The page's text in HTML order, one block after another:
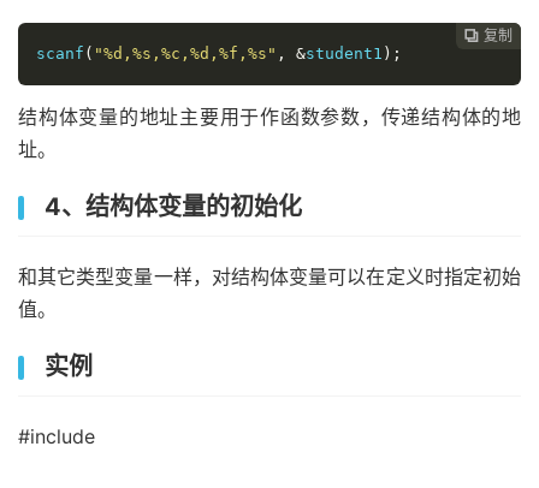
 复制
scanf ( "%d,%s,%c,%d,%f,%s" , &student1 );
结构体变量的地址主要用于作函数参数，传递结构体的地
址。
4、结构体变量的初始化
和其它类型变量一样，对结构体变量可以在定义时指定初始
值。
实例
#include